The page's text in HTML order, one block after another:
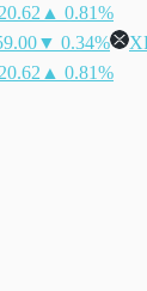
▲ 0.81%
▼ 0.34%
▲ 0.81%